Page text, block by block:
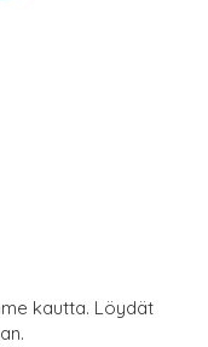
kautta. Löydät